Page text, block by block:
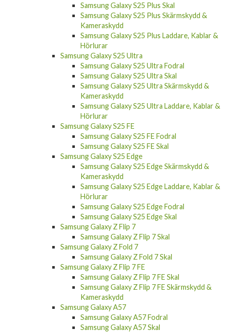
Samsung Galaxy S25 Plus Skal
Samsung Galaxy S25 Plus Skärmskydd &
Kameraskydd
Samsung Galaxy S25 Plus Laddare, Kablar &
Hörlurar
Samsung Galaxy S25 Ultra
Samsung Galaxy S25 Ultra Fodral
Samsung Galaxy S25 Ultra Skal
Samsung Galaxy S25 Ultra Skärmskydd &
Kameraskydd
Samsung Galaxy S25 Ultra Laddare, Kablar &
Hörlurar
Samsung Galaxy S25 FE
Samsung Galaxy S25 FE Fodral
Samsung Galaxy S25 FE Skal
Samsung Galaxy S25 Edge
Samsung Galaxy S25 Edge Skärmskydd &
Kameraskydd
Samsung Galaxy S25 Edge Laddare, Kablar &
Hörlurar
Samsung Galaxy S25 Edge Fodral
Samsung Galaxy S25 Edge Skal
Samsung Galaxy Z Flip 7
Samsung Galaxy Z Flip 7 Skal
Samsung Galaxy Z Fold 7
Samsung Galaxy Z Fold 7 Skal
Samsung Galaxy Z Flip 7 FE
Samsung Galaxy Z Flip 7 FE Skal
Samsung Galaxy Z Flip 7 FE Skärmskydd &
Kameraskydd
Samsung Galaxy A57
Samsung Galaxy A57 Fodral
Samsung Galaxy A57 Skal